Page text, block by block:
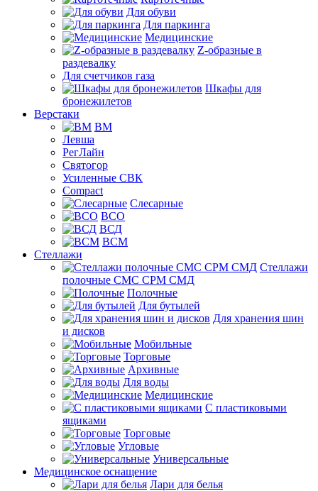
Для обуви
Для паркинга
Медицинские
Z-образные в
раздевалку
Для счетчиков газа
Шкафы для
бронежилетов
Верстаки
ВМ
Левша
РегЛайн
Святогор
Усиленные СВК
Compact
Слесарные
ВСО
ВСД
ВСМ
Стеллажи
Стеллажи
полочные СМС СРМ СМД
Полочные
Для бутылей
Для хранения шин
и дисков
Мобильные
Торговые
Архивные
Для воды
Медицинские
С пластиковыми
ящиками
Торговые
Угловые
Универсальные
Медицинское оснащение
Лари для белья